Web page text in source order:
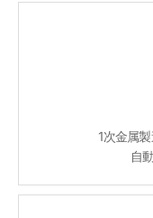
1次金属
自